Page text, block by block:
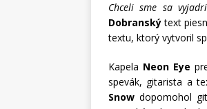
Chceli sme sa
Dobranskýtext
textu, ktorý vytvoril
Kapela Neon Eye
spevák, gitarista a
Snow dopomohol